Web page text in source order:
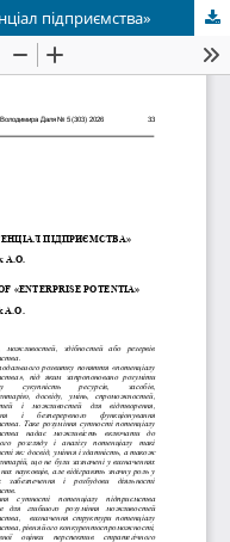
підприємства»